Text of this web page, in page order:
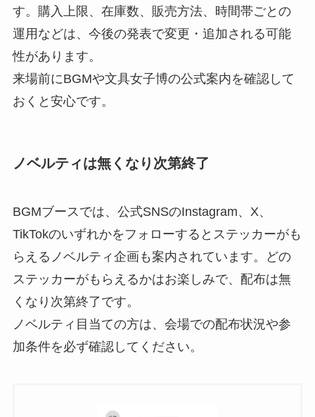
す。購入上限、在庫数、販売方法、時間帯ごとの
運用などは、今後の発表で変更・追加される可能
性があります。
来場前にBGMや文具女子博の公式案内を確認して
おくと安心です。
ノベルティは無くなり次第終了
BGMブースでは、公式SNSのInstagram、X、
TikTokのいずれかをフォローするとステッカーがも
らえるノベルティ企画も案内されています。どの
ステッカーがもらえるかはお楽しみで、配布は無
くなり次第終了です。
ノベルティ目当ての方は、会場での配布状況や参
加条件を必ず確認してください。